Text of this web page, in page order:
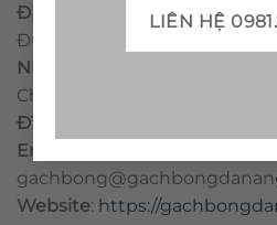
LIÊN HỆ
Địa chỉ:
CCN Quán Lát, Xã
Đức, Tỉnh Quảng Ngãi
Nhà máy miền trung:
Chánh, Huyện Mộ Đức, Tỉnh
ĐT
Email
Website: https://